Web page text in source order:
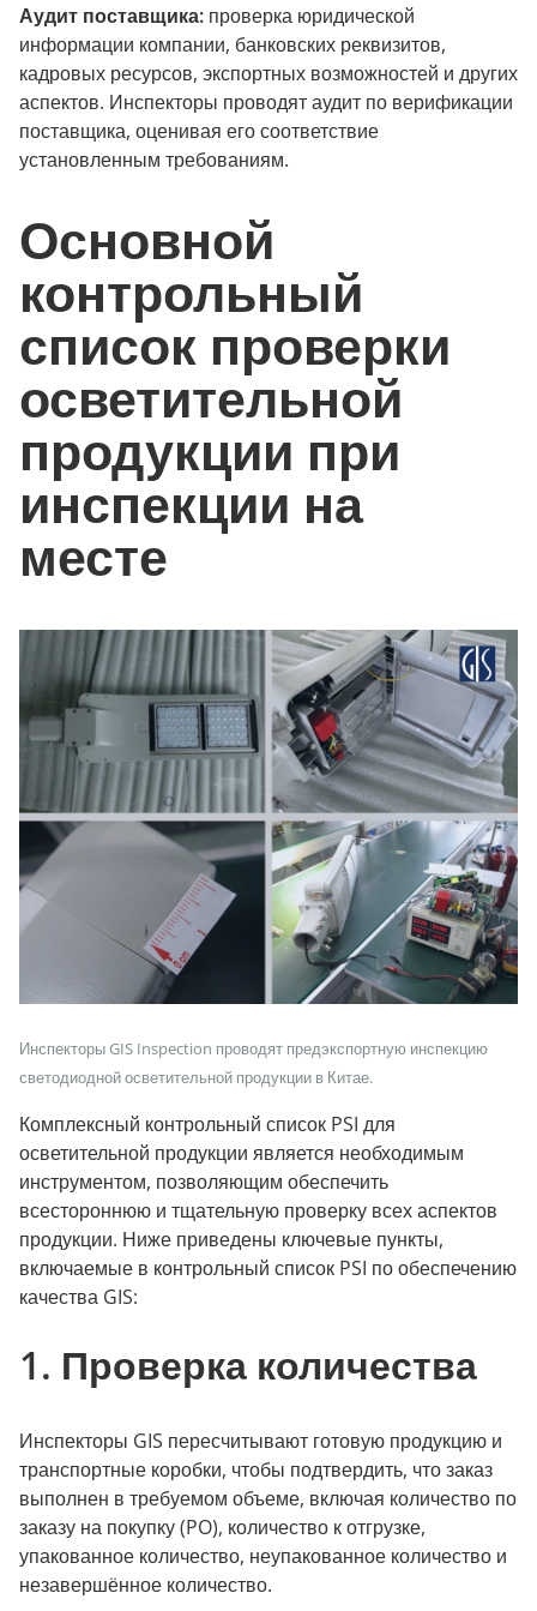
Аудит поставщика: проверка юридической
информации компании, банковских реквизитов,
кадровых ресурсов, экспортных возможностей и других
аспектов. Инспекторы проводят аудит по верификации
поставщика, оценивая его соответствие
установленным требованиям.
Основной
контрольный
список проверки
осветительной
продукции при
инспекции на
месте
Инспекторы GIS Inspection проводят предэкспортную инспекцию
светодиодной осветительной продукции в Китае.
Комплексный контрольный список PSI для
осветительной продукции является необходимым
инструментом, позволяющим обеспечить
всестороннюю и тщательную проверку всех аспектов
продукции. Ниже приведены ключевые пункты,
включаемые в контрольный список PSI по обеспечению
качества GIS:
1. Проверка количества
Инспекторы GIS пересчитывают готовую продукцию и
транспортные коробки, чтобы подтвердить, что заказ
выполнен в требуемом объеме, включая количество по
заказу на покупку (PO), количество к отгрузке,
упакованное количество, неупакованное количество и
незавершённое количество.